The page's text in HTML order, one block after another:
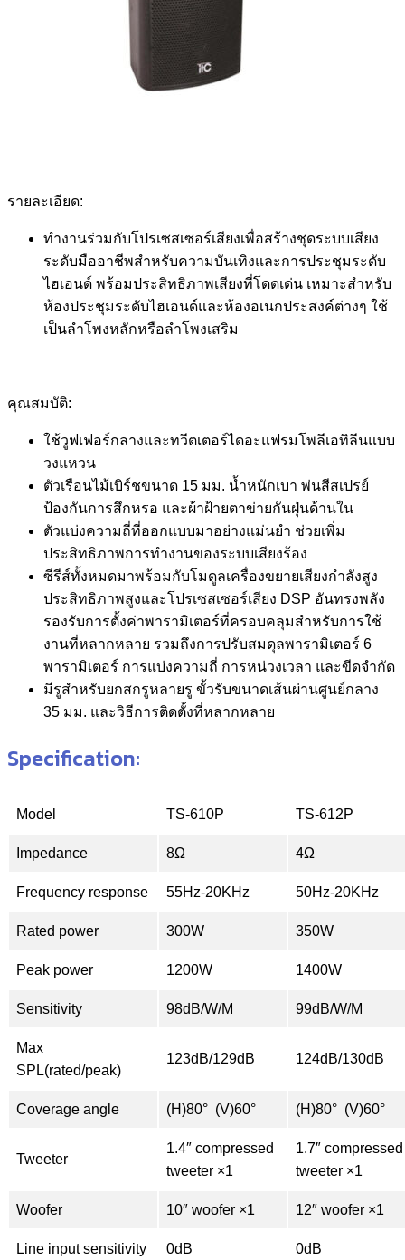
รายละเอียด:
ทำงานร่วมกับโปรเซสเซอร์เสียงเพื่อสร้างชุดระบบเสียง
ระดับมืออาชีพสำหรับความบันเทิงและการประชุมระดับ
ไฮเอนด์ พร้อมประสิทธิภาพเสียงที่โดดเด่น เหมาะสำหรับ
ห้องประชุมระดับไฮเอนด์และห้องอเนกประสงค์ต่างๆ ใช้
เป็นลำโพงหลักหรือลำโพงเสริม
คุณสมบัติ:
ใช้วูฟเฟอร์กลางและทวีตเตอร์ไดอะแฟรมโพลีเอทิลีนแบบ
วงแหวน
ตัวเรือนไม้เบิร์ชขนาด 15 มม. น้ำหนักเบา พ่นสีสเปรย์
ป้องกันการสึกหรอ และผ้าฝ้ายตาข่ายกันฝุ่นด้านใน
ตัวแบ่งความถี่ที่ออกแบบมาอย่างแม่นยำ ช่วยเพิ่ม
ประสิทธิภาพการทำงานของระบบเสียงร้อง
ซีรีส์ทั้งหมดมาพร้อมกับโมดูลเครื่องขยายเสียงกำลังสูง
ประสิทธิภาพสูงและโปรเซสเซอร์เสียง DSP อันทรงพลัง
รองรับการตั้งค่าพารามิเตอร์ที่ครอบคลุมสำหรับการใช้
งานที่หลากหลาย รวมถึงการปรับสมดุลพารามิเตอร์ 6
พารามิเตอร์ การแบ่งความถี่ การหน่วงเวลา และขีดจำกัด
มีรูสำหรับยกสกรูหลายรู ขั้วรับขนาดเส้นผ่านศูนย์กลาง
35 มม. และวิธีการติดตั้งที่หลากหลาย
Specification:
Model TS-610P TS-612P
Impedance 8Ω 4Ω
Frequency response 55Hz-20KHz 50Hz-20KHz
Rated power 300W 350W
Peak power 1200W 1400W
Sensitivity 98dB/W/M 99dB/W/M
Max
SPL(rated/peak)
123dB/129dB 124dB/130dB
Coverage angle (H)80° (V)60° (H)80° (V)60°
Tweeter
1.4″ compressed
tweeter ×1
1.7″ compressed
tweeter ×1
Woofer 10″ woofer ×1 12″ woofer ×1
Line input sensitivity 0dB 0dB